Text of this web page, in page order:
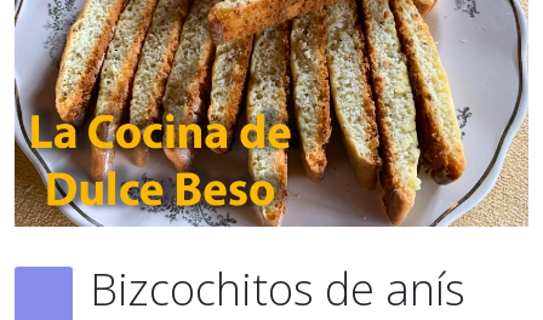
Bizcochitos de anís